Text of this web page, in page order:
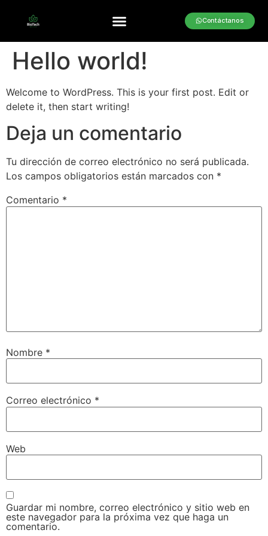
Contáctanos
Hello world!
Welcome to WordPress. This is your first post. Edit or
delete it, then start writing!
Deja un comentario
Tu dirección de correo electrónico no será publicada.
Los campos obligatorios están marcados con *
Comentario *
Nombre *
Correo electrónico *
Web
Guardar mi nombre, correo electrónico y sitio web en
este navegador para la próxima vez que haga un
comentario.